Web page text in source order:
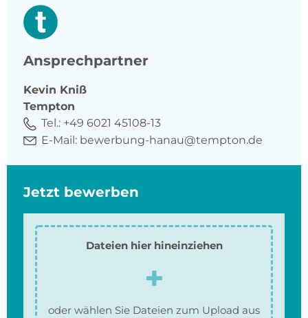
Ansprechpartner
Kevin Kniß
Tempton
Tel.: +49 6021 45108-13
E-Mail: bewerbung-hanau@tempton.de
Jetzt bewerben
Dateien hier hineinziehen
oder wählen Sie Dateien zum Upload aus